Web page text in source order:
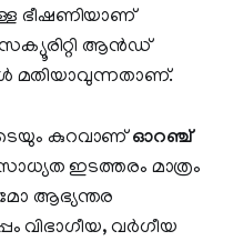
ഭീഷണിയാണ്
ആന്‍ഡ്
മതിയാവുന്നതാണ്.
കുറവാണ്ഓറഞ്ച്
ഇടത്തരം മാത്രം
ആഭ്യന്തര
വിഭാഗീയ, വര്‍ഗീയ